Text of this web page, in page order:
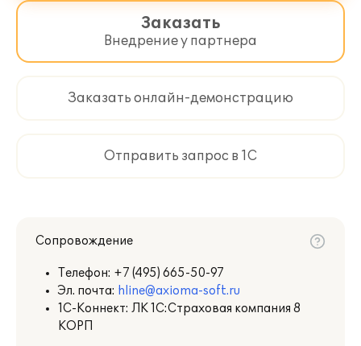
Заказать
Внедрение у партнера
Заказать онлайн-демонстрацию
Отправить запрос в 1С
Сопровождение
Телефон: +7 (495) 665-50-97
Эл. почта: hline@axioma-soft.ru
1С-Коннект: ЛК 1С:Страховая компания 8
КОРП